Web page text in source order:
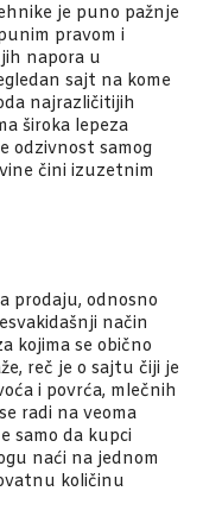
je puno pažnje
pravom i
napora u
sajt na kome
najrazličitijih
široka lepeza
odzivnost samog
čini izuzetnim
prodaju, odnosno
način
kojima se obično
reč je o sajtu čiji je
i povrća, mlečnih
radi na veoma
samo da kupci
naći na jednom
količinu